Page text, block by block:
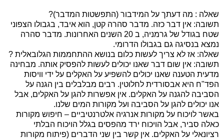
שאלה : מה דעתך על המידבור (התפשטות המדבר)?
תשובה: אין דבר כזה. מדבר סהרה קטן, הוא איבד, בגבולו הצפוני
שטח בגודל של גרמניה, ב 20 השנים האחרונות. מדבר סהרה
נמצא בנסיגה גם בגבולו הדרומי.
שאלה: אז לא צריך לעשות כלום בנושא ההתחממות הגלובאלית ?
תשובה: אין שום דבר שאנו יכולים לעשות להפסיק אותה. מבחינה
מדעית הטענה שאנו יכולים להשפיע על האקלים על ידי וויסות
הפד"ח היא אבסורדית לחלוטין. רבים מבלבלים בין הגנה על
הסביבה להגנה על האקלים. אין אפשרות להגן על האקלים, אבל
אנו יכולים להגן על הסביבה ועל מקורות המים שלנו.
באשר לויכוח על מקורות אנרגיה אלטרנטיביים – חיפוש מקורות
כאלה סביר, אבל הויכוח ירד מהפסים בגלל הויכוח הבלתי
רציונאלי על האקלים. אין קשר בין שני הדברים (פיתוח מקורות